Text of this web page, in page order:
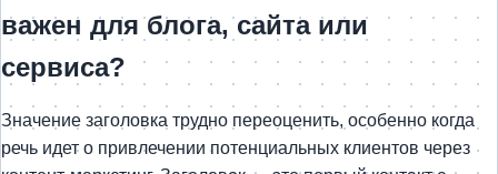
важен для блога, сайта или
сервиса?
Значение заголовка трудно переоценить, особенно когда
речь идет о привлечении потенциальных клиентов через